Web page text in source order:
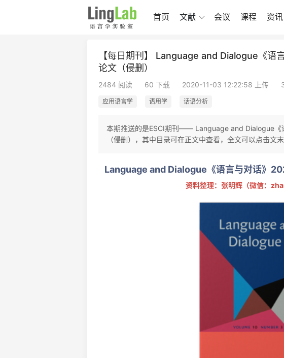
首页 文献 会议 课程 资讯
【每日期刊】 Language and Dialogue《语
论文（侵删）
2484 阅读 60 下载 2020-11-03 12:22:58 上传
应用语言学 语用学 话语分析
本期推送的是ESCI期刊—— Language and Dialogue《
（侵删），其中目录可在正文中查看，全文可以点击文末
Language and Dialogue《语言与对话》
资料整理：张明辉（微信：